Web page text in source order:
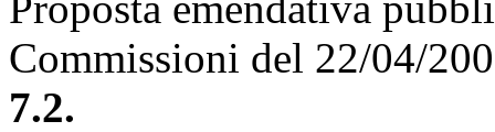
Commissioni del 22/04/
7.2.